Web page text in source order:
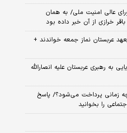
عالی امنیت ملی/ به همان
خرازی از آن خبر داده بود
عربستان نماز جمعه خواندند +
به رهبری عربستان علیه انصارالله
زمانی پرداخت می‌شود؟/ پاسخ
را بخوانید